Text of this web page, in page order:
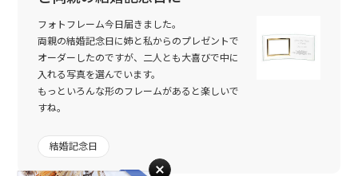
持ちです。これからも、たくさんの人の喜びのために、がんばっ
て素敵なものを創り続けてください。
フォトフレーム今日届きました。
両親の結婚記念日に姉と私からのプレゼントで
オーダーしたのですが、二人とも大喜びで中に
入れる写真を選んでいます。
もっといろんな形のフレームがあると楽しいで
すね。
結婚記念日